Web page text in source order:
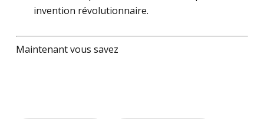
invention révolutionnaire.
Maintenant vous savez